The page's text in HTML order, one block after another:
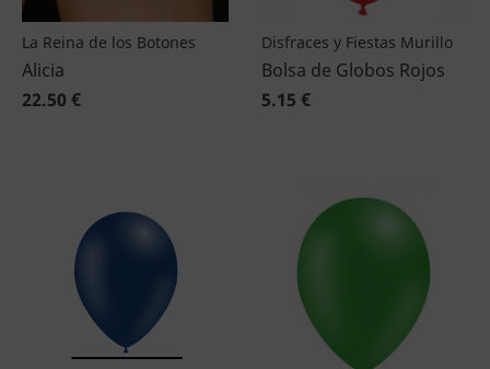
La Reina de los Botones
Alicia
22.50 €
Disfraces y Fiestas Murillo
Bolsa de Globos Rojos
5.15 €